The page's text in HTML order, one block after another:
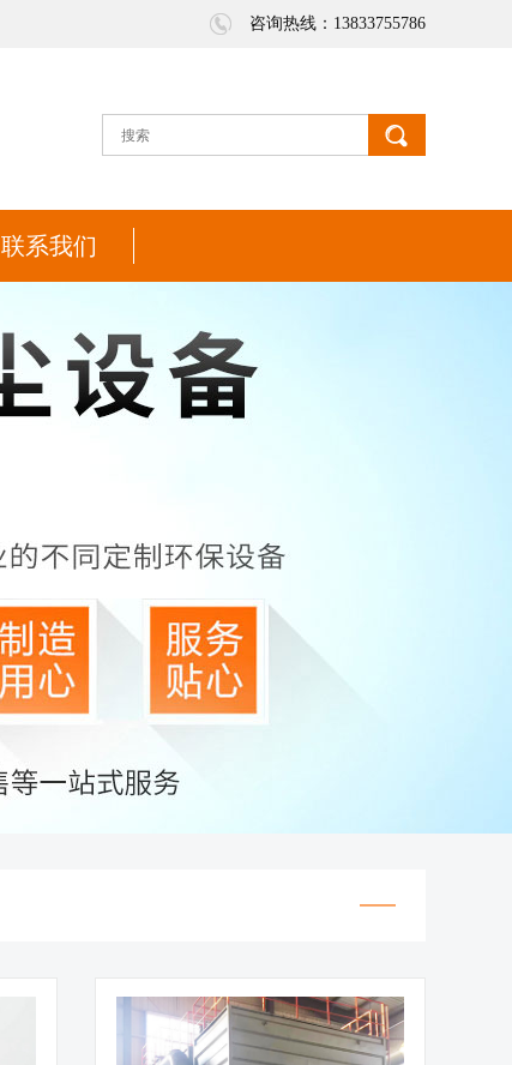
咨询热线：13833755786
联系我们